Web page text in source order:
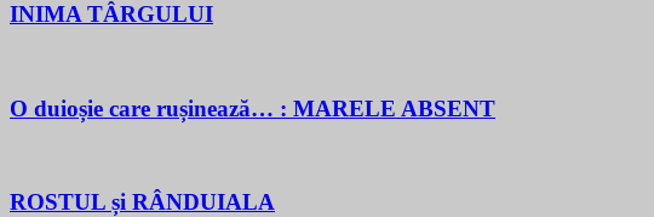
INIMA TÂRGULUI
O duioșie care rușinează… : MARELE ABSENT
ROSTUL și RÂNDUIALA